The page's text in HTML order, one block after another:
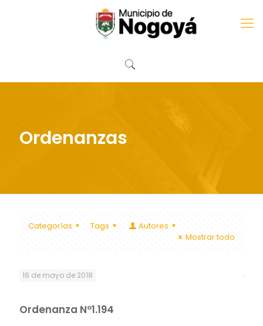
Ordenanzas
Categorías Tags
Autores
Mostrar todo
16 de mayo de 2018
Ordenanza Nº1.194